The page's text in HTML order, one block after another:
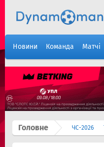
Новини Команда Матчі
Головне ЧС-2026